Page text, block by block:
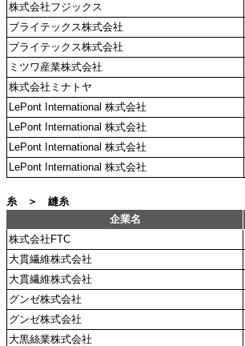
株式会社フジックス
ブライテックス株式会社
ブライテックス株式会社
ミツワ産業株式会社
株式会社ミナトヤ
LePont International 株式会社
LePont International 株式会社
LePont International 株式会社
LePont International 株式会社
糸 ＞ 縫糸
企業名
株式会社FTC
大貫繊維株式会社
大貫繊維株式会社
グンゼ株式会社
グンゼ株式会社
大黒絲業株式会社